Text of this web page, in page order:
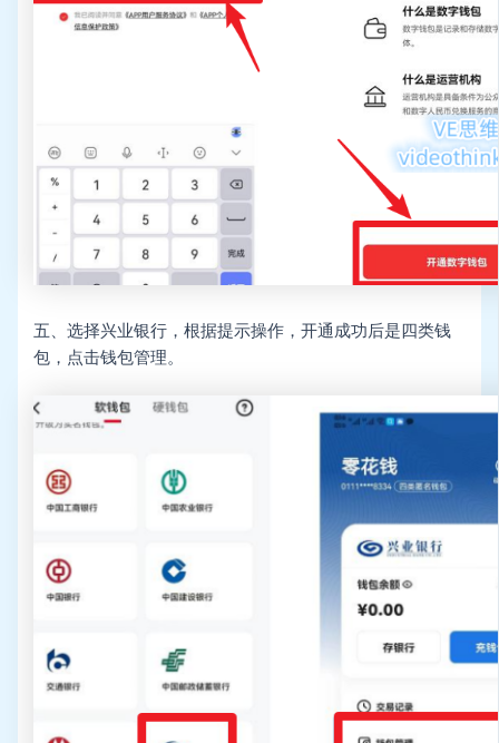
五、选择兴业银行，根据提示操作，开通成功后是四类钱
包，点击钱包管理。